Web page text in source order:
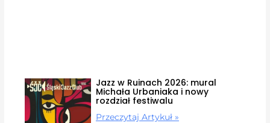
Jazz w Ruinach 2026: mural
Michała Urbaniaka i nowy
rozdział festiwalu
Przeczytaj Artykuł »